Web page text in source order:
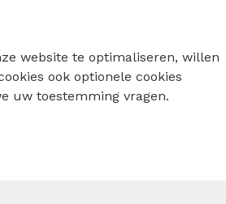
website te optimaliseren, willen
ook optionele cookies
uw toestemming vragen.